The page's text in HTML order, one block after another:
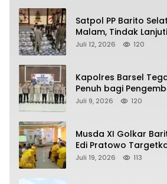
Satpol PP Barito
Malam, Tindak
soal Balap Liar dan
Juli 12, 2026 120
Kapolres Barsel
Penuh bagi
Kalimantan Tengah
Juli 9, 2026 120
Musda XI Golkar
Edi Pratowo
Partai pada Pemilu
Juli 19, 2026 113